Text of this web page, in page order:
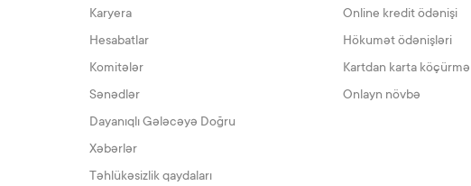
Karyera
Hesabatlar
Komitələr
Sənədlər
Dayanıqlı Gələcəyə Doğru
Xəbərlər
Təhlükəsizlik qaydaları
Online kredit ödənişi
Hökumət ödənişləri
Kartdan karta köçürmə
Onlayn növbə